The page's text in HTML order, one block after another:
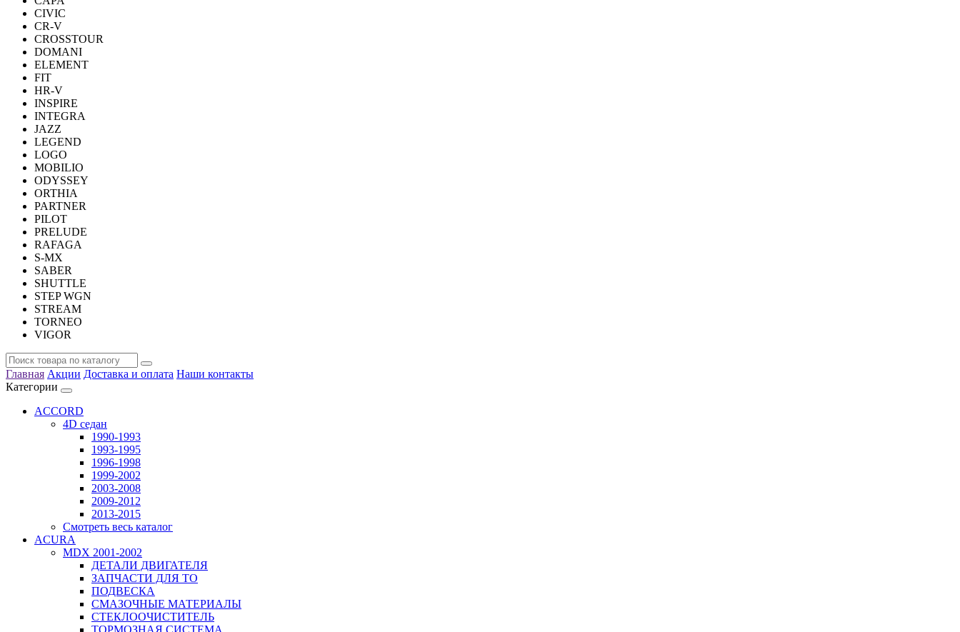
CIVIC
CR-V
CROSSTOUR
DOMANI
ELEMENT
FIT
HR-V
INSPIRE
INTEGRA
JAZZ
LEGEND
LOGO
MOBILIO
ODYSSEY
ORTHIA
PARTNER
PILOT
PRELUDE
RAFAGA
S-MX
SABER
SHUTTLE
STEP WGN
STREAM
TORNEO
VIGOR
Главная Акции Доставка и оплата Наши контакты
Категории
ACCORD
4D седан
1990-1993
1993-1995
1996-1998
1999-2002
2003-2008
2009-2012
2013-2015
Смотреть весь каталог
ACURA
MDX 2001-2002
ДЕТАЛИ ДВИГАТЕЛЯ
ЗАПЧАСТИ ДЛЯ ТО
ПОДВЕСКА
СМАЗОЧНЫЕ МАТЕРИАЛЫ
СТЕКЛООЧИСТИТЕЛЬ
ТОРМОЗНАЯ СИСТЕМА